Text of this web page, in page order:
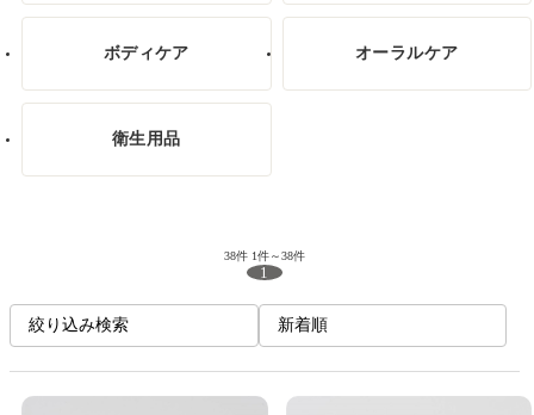
ボディケア オーラルケア
衛生用品
38件 1件～38件
1
絞り込み検索 新着順